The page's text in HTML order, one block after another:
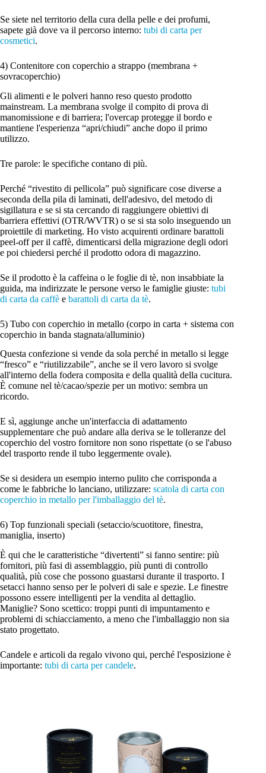
Se siete nel territorio della cura della pelle e dei profumi,
sapete già dove va il percorso interno: tubi di carta per
cosmetici.
4) Contenitore con coperchio a strappo (membrana +
sovracoperchio)
Gli alimenti e le polveri hanno reso questo prodotto
mainstream. La membrana svolge il compito di prova di
manomissione e di barriera; l'overcap protegge il bordo e
mantiene l'esperienza “apri/chiudi” anche dopo il primo
utilizzo.
Tre parole: le specifiche contano di più.
Perché “rivestito di pellicola” può significare cose diverse a
seconda della pila di laminati, dell'adesivo, del metodo di
sigillatura e se si sta cercando di raggiungere obiettivi di
barriera effettivi (OTR/WVTR) o se si sta solo inseguendo un
proiettile di marketing. Ho visto acquirenti ordinare barattoli
peel-off per il caffè, dimenticarsi della migrazione degli odori
e poi chiedersi perché il prodotto odora di magazzino.
Se il prodotto è la caffeina o le foglie di tè, non insabbiate la
guida, ma indirizzate le persone verso le famiglie giuste: tubi
di carta da caffè e barattoli di carta da tè.
5) Tubo con coperchio in metallo (corpo in carta + sistema con
coperchio in banda stagnata/alluminio)
Questa confezione si vende da sola perché in metallo si legge
“fresco” e “riutilizzabile”, anche se il vero lavoro si svolge
all'interno della fodera composita e della qualità della cucitura.
È comune nel tè/cacao/spezie per un motivo: sembra un
ricordo.
E sì, aggiunge anche un'interfaccia di adattamento
supplementare che può andare alla deriva se le tolleranze del
coperchio del vostro fornitore non sono rispettate (o se l'abuso
del trasporto rende il tubo leggermente ovale).
Se si desidera un esempio interno pulito che corrisponda a
come le fabbriche lo lanciano, utilizzare: scatola di carta con
coperchio in metallo per l'imballaggio del tè.
6) Top funzionali speciali (setaccio/scuotitore, finestra,
maniglia, inserto)
È qui che le caratteristiche “divertenti” si fanno sentire: più
fornitori, più fasi di assemblaggio, più punti di controllo
qualità, più cose che possono guastarsi durante il trasporto. I
setacci hanno senso per le polveri di sale e spezie. Le finestre
possono essere intelligenti per la vendita al dettaglio.
Maniglie? Sono scettico: troppi punti di impuntamento e
problemi di schiacciamento, a meno che l'imballaggio non sia
stato progettato.
Candele e articoli da regalo vivono qui, perché l'esposizione è
importante: tubi di carta per candele.